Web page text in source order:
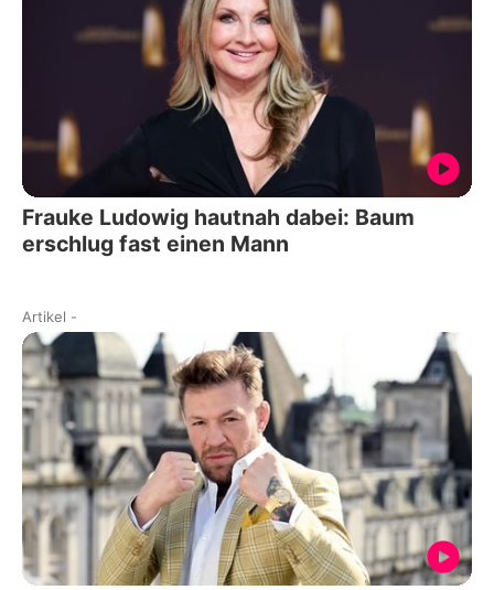
Frauke Ludowig hautnah dabei: Baum
erschlug fast einen Mann
Artikel -